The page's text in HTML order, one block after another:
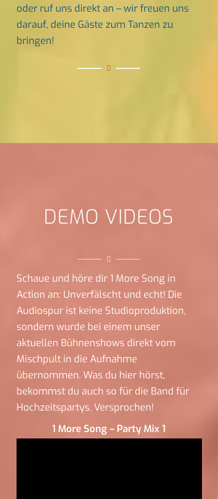
oder ruf uns direkt an – wir freuen uns
darauf, deine Gäste zum Tanzen zu
bringen!
DEMO VIDEOS
Schaue und höre dir 1 More Song in
Action an: Unverfälscht und echt! Die
Audiospur ist keine Studioproduktion,
sondern wurde bei einem unser
aktuellen Bühnenshows direkt vom
Mischpult in die Aufnahme
übernommen. Was du hier hörst,
bekommst du auch so für die Band für
Hochzeitspartys. Versprochen!
1 More Song – Party Mix 1